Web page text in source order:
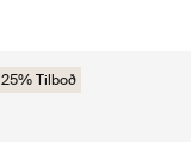
25% Tilboð